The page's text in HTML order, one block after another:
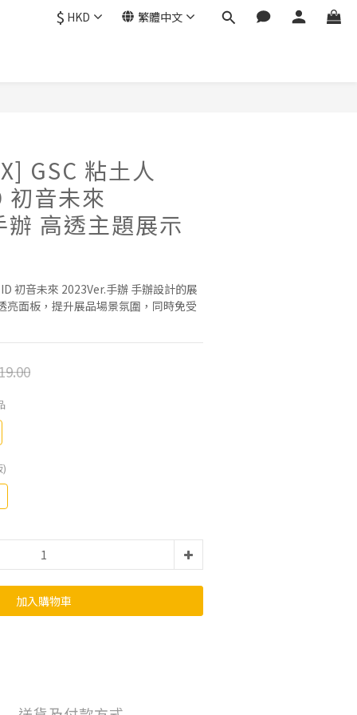
$ HKD 繁體中文
GSC 粘土人
初音未來
高透主題展示
初音未來 2023Ver.手辦 手辦設計的展
亮面板，提升展品場景氛圍，同時免受
加入購物車